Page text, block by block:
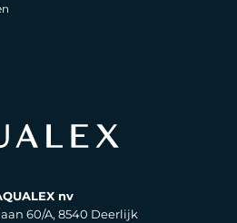
nv
60/A, 8540 Deerlijk